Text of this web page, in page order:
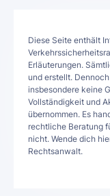
Diese Seite enthält
Erläuterungen.
und erstellt.
insbesondere keine
Vollständigkeit und
übernommen. Es
rechtliche Beratung
nicht. Wende dich
Rechtsanwalt.